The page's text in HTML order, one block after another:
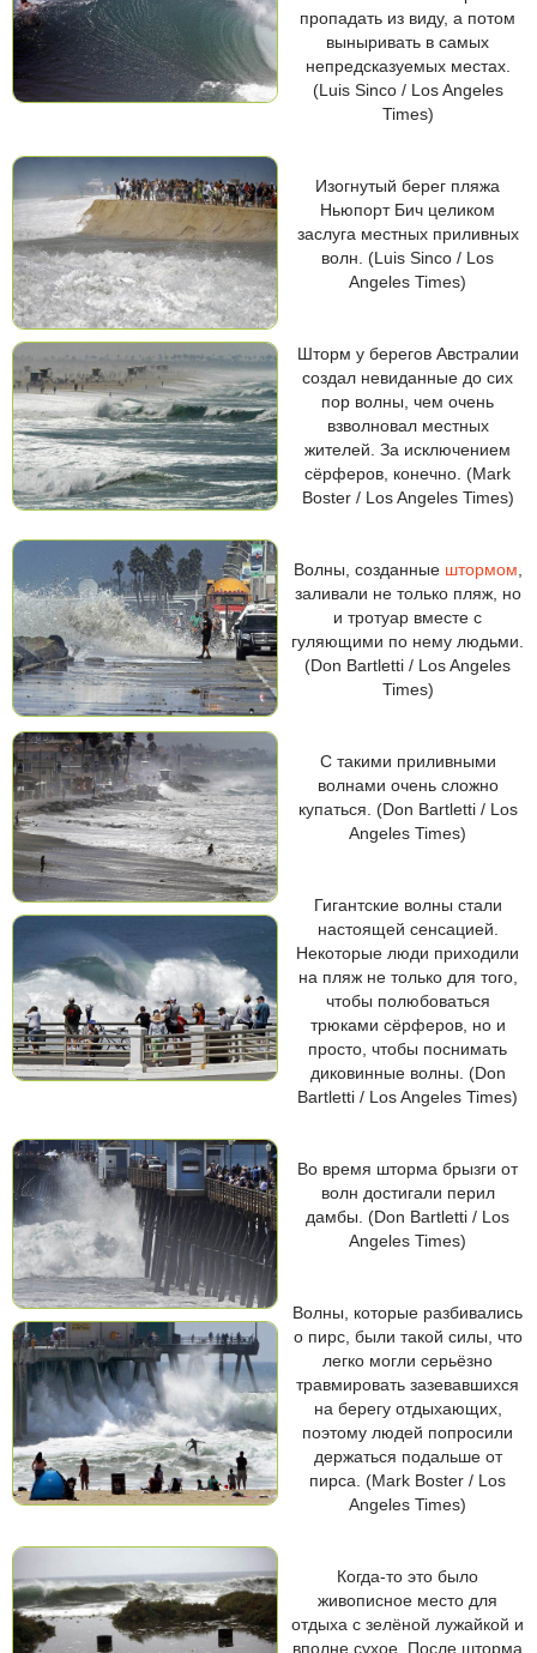
пропадать из виду, а потом
выныривать в самых
непредсказуемых местах.
(Luis Sinco / Los Angeles
Times)
Изогнутый берег пляжа
Ньюпорт Бич целиком
заслуга местных приливных
волн. (Luis Sinco / Los
Angeles Times)
Шторм у берегов Австралии
создал невиданные до сих
пор волны, чем очень
взволновал местных
жителей. За исключением
сёрферов, конечно. (Mark
Boster / Los Angeles Times)
Волны, созданные штормом
заливали не только пляж, но
и тротуар вместе с
гуляющими по нему людьми.
(Don Bartletti / Los Angeles
Times)
С такими приливными
волнами очень сложно
купаться. (Don Bartletti / Los
Angeles Times)
Гигантские волны стали
настоящей сенсацией.
Некоторые люди приходили
на пляж не только для того,
чтобы полюбоваться
трюками сёрферов, но и
просто, чтобы поснимать
диковинные волны. (Don
Bartletti / Los Angeles Times)
Во время шторма брызги от
волн достигали перил
дамбы. (Don Bartletti / Los
Angeles Times)
Волны, которые разбивались
о пирс, были такой силы, что
легко могли серьёзно
травмировать зазевавшихся
на берегу отдыхающих,
поэтому людей попросили
держаться подальше от
пирса. (Mark Boster / Los
Angeles Times)
Когда-то это было
живописное место для
отдыха с зелёной лужайкой и
вполне сухое. После шторма